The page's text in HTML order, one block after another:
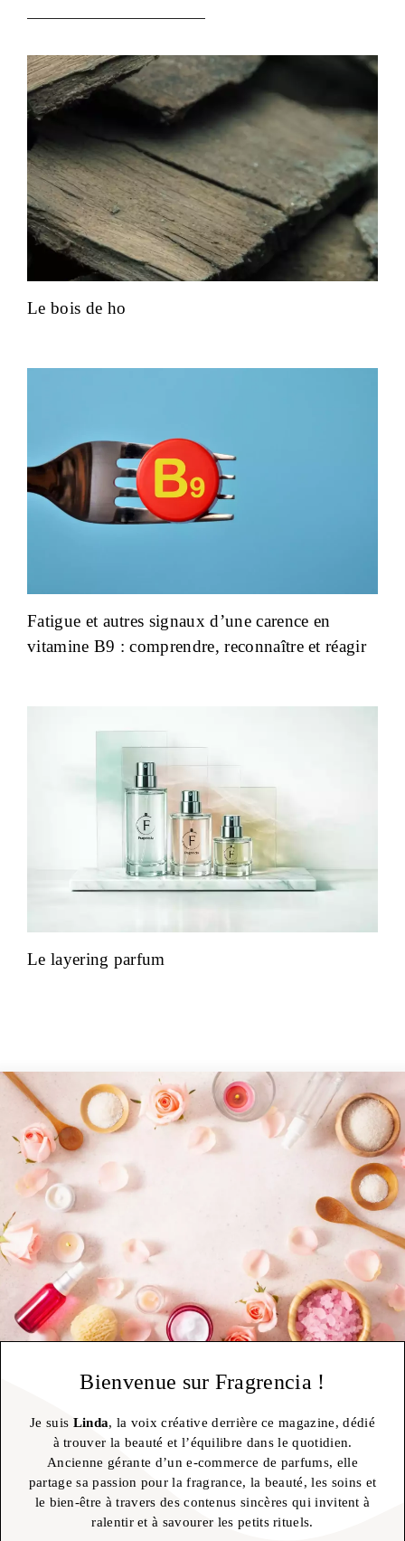
Le bois de ho
Fatigue et autres signaux d’une carence en
vitamine B9 : comprendre, reconnaître et réagir
Le layering parfum
Bienvenue sur Fragrencia !
Je suis Linda, la voix créative derrière ce magazine, dédié
à trouver la beauté et l’équilibre dans le quotidien.
Ancienne gérante d’un e-commerce de parfums, elle
partage sa passion pour la fragrance, la beauté, les soins et
le bien-être à travers des contenus sincères qui invitent à
ralentir et à savourer les petits rituels.